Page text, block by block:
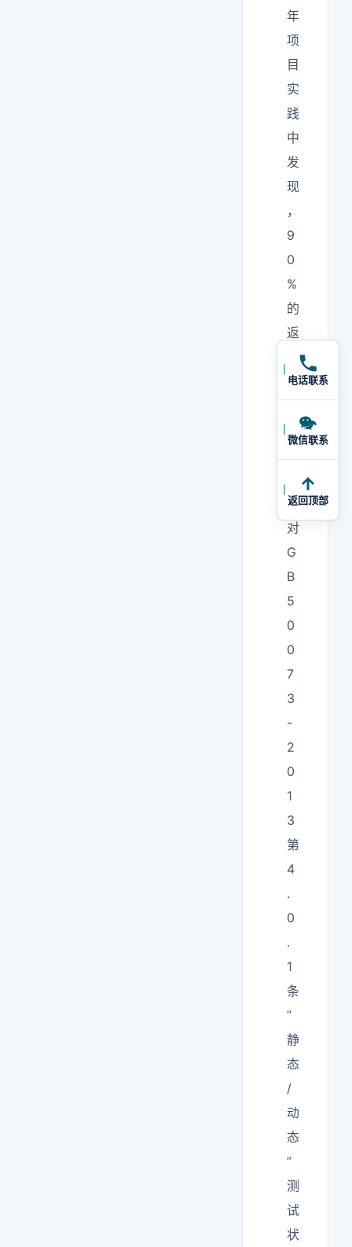
年
项
目
实
践
中
发
现
，
9
0
%
的
返
源
设
段
对
G
B
5
0
0
7
3
-
2
0
1
3
第
4
.
0
.
1
条
”
静
态
/
动
态
”
测
试
状
电话联系
微信联系
返回顶部